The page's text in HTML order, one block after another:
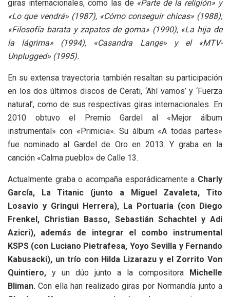
giras internacionales, como las de «Parte de la religión» y
«Lo que vendrá» (1987), «Cómo conseguir chicas» (1988),
«Filosofía barata y zapatos de goma» (1990), «La hija de
la lágrima» (1994), «Casandra Lange» y el «MTV-
Unplugged» (1995).
En su extensa trayectoria también resaltan su participación
en los dos últimos discos de Cerati, ‘Ahí vamos’ y ‘Fuerza
natural’, como de sus respectivas giras internacionales. En
2010 obtuvo el Premio Gardel al «Mejor álbum
instrumental» con «Primicia». Su álbum «A todas partes»
fue nominado al Gardel de Oro en 2013. Y graba en la
canción «Calma pueblo» de Calle 13.
Actualmente graba o acompaña esporádicamente a Charly
García, La Titanic (junto a Miguel Zavaleta, Tito
Losavio y Gringui Herrera), La Portuaria (con Diego
Frenkel, Christian Basso, Sebastián Schachtel y Adi
Azicri), además de integrar el combo instrumental
KSPS (con Luciano Pietrafesa, Yoyo Sevilla y Fernando
Kabusacki), un trío con Hilda Lizarazu y el Zorrito Von
Quintiero, y un dúo junto a la compositora Michelle
Bliman. Con ella han realizado giras por Normandía junto a